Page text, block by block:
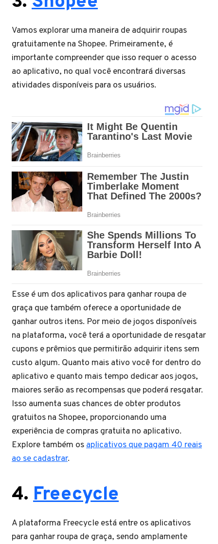
Vamos explorar uma maneira de adquirir roupas
gratuitamente na Shopee. Primeiramente, é
importante compreender que isso requer o acesso
ao aplicativo, no qual você encontrará diversas
atividades disponíveis para os usuários.
Esse é um dos aplicativos para ganhar roupa de
graça que também oferece a oportunidade de
ganhar outros itens. Por meio de jogos disponíveis
na plataforma, você terá a oportunidade de resgatar
cupons e prêmios que permitirão adquirir itens sem
custo algum. Quanto mais ativo você for dentro do
aplicativo e quanto mais tempo dedicar aos jogos,
maiores serão as recompensas que poderá resgatar.
Isso aumenta suas chances de obter produtos
gratuitos na Shopee, proporcionando uma
experiência de compras gratuita no aplicativo.
Explore também osaplicativos que pagam 40 reais
ao se cadastrar.
4. Freecycle
A plataforma Freecycle está entre os aplicativos
para ganhar roupa de graça, sendo amplamente